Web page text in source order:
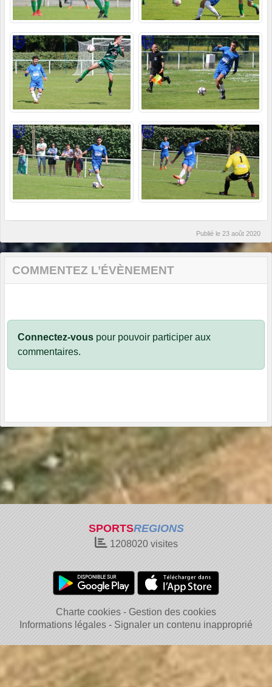
Publié le 23 août 2020
COMMENTEZ L’ÉVÈNEMENT
Connectez-vous pour pouvoir participer aux
commentaires.
SPORTSREGIONS
1208020visites
Charte cookies
Gestion des cookies
Informations légales
Signaler un contenu inapproprié